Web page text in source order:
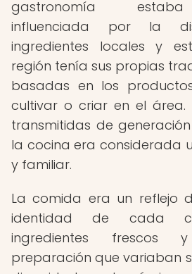
gastronomía
influenciada por la
ingredientes locales y
región tenía sus propias
basadas en los
cultivar o criar en el área.
transmitidas de
la cocina era considerada
y familiar.
La comida era un reflejo
identidad de cada
ingredientes frescos
preparación que variaban